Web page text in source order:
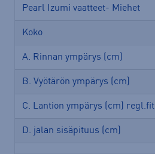
Pearl Izumi vaatteet- Miehet
Koko
A. Rinnan ympärys (cm)
B. Vyötärön ympärys (cm)
C. Lantion ympärys (cm) regl.fit
D. jalan sisäpituus (cm)